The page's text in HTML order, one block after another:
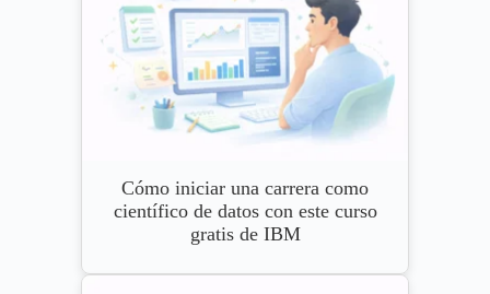
Cómo iniciar una carrera como
científico de datos con este curso
gratis de IBM